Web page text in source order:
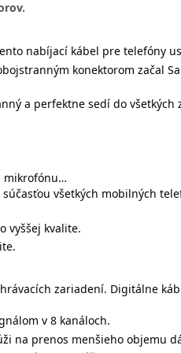
nabíjací kábel pre telefóny
konektorom začal
a perfektne sedí do všetkých
mikrofónu…
všetkých mobilných
vyššej kvalite.
zariadení. Digitálne
v 8 kanáloch.
na prenos menšieho objemu